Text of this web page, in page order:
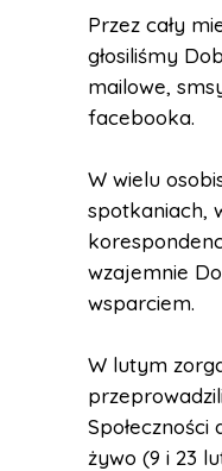
Przez cały
głosiliśmy
mailowe,
facebooka.
W wielu
spotkaniach,
wzajemnie
wsparciem.
W lutym
żywo (9 i 23